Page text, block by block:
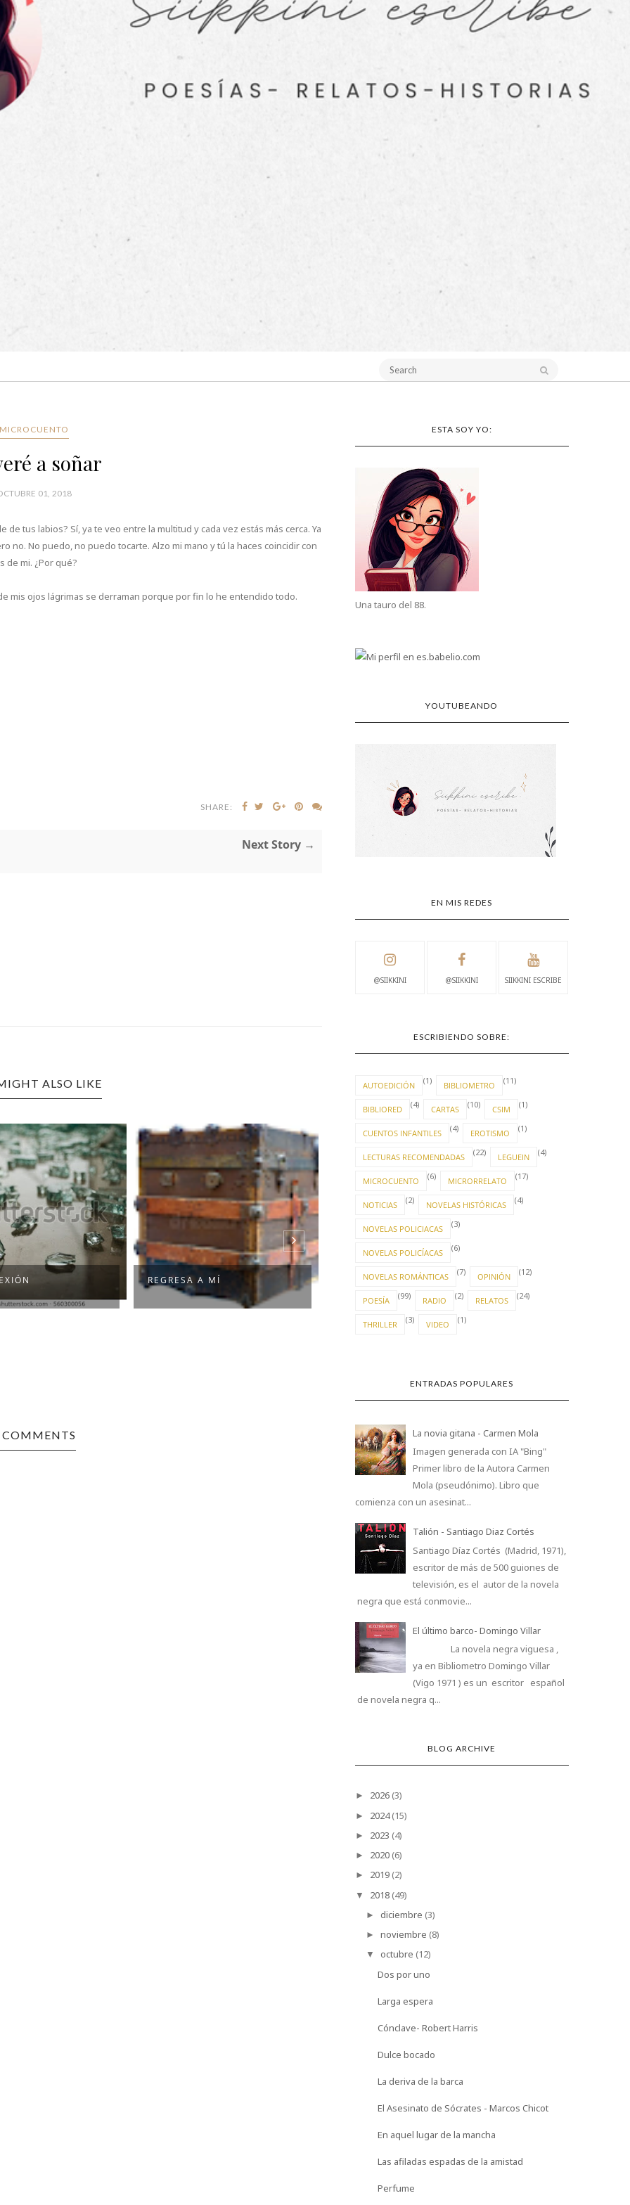
MICROCUENTO
a soñar
01, 2018
tus labios? Sí, ya te veo entre la multitud y cada vez estás más cerca. Ya
no. No puedo, no puedo tocarte. Alzo mi mano y tú la haces coincidir con
de mi. ¿Por qué?
mis ojos lágrimas se derraman porque por fin lo he entendido todo.
SHARE:
Next Story →
ALSO LIKE
REGRESA A MÍ
CAPITULO 2: ESE CALOR NO
COMMENTS
ESTA SOY YO:
Una tauro del 88.
YOUTUBEANDO
EN MIS REDES
@SIIKKINI @SIIKKINI SIIKKINI ESCRIBE
ESCRIBIENDO SOBRE:
AUTOEDICIÓN (1) BIBLIOMETRO (11)
BIBLIORED (4) CARTAS (10) CSIM (1)
CUENTOS INFANTILES (4) EROTISMO (1)
LECTURAS RECOMENDADAS (22) LEGUEIN (4)
MICROCUENTO (6) MICRORRELATO (17)
NOTICIAS (2) NOVELAS HISTÓRICAS (4)
NOVELAS POLICIACAS (3)
NOVELAS POLICÍACAS (6)
NOVELAS ROMÁNTICAS (7) OPINIÓN (12)
POESÍA (99) RADIO (2) RELATOS (24)
THRILLER (3) VIDEO (1)
ENTRADAS POPULARES
La novia gitana - Carmen Mola
Imagen generada con IA "Bing"
Primer libro de la Autora Carmen
Mola (pseudónimo). Libro que
comienza con un asesinat...
Talión - Santiago Diaz Cortés
Santiago Díaz Cortés (Madrid, 1971),
escritor de más de 500 guiones de
televisión, es el autor de la novela
negra que está conmovie...
El último barco- Domingo Villar
La novela negra viguesa ,
ya en Bibliometro Domingo Villar
(Vigo 1971 ) es un escritor español
de novela negra q...
BLOG ARCHIVE
► 2026 (3)
► 2024 (15)
► 2023 (4)
► 2020 (6)
► 2019 (2)
▼ 2018 (49)
►diciembre (3)
►noviembre (8)
▼ octubre (12)
Dos por uno
Larga espera
Cónclave- Robert Harris
Dulce bocado
La deriva de la barca
El Asesinato de Sócrates - Marcos Chicot
En aquel lugar de la mancha
Las afiladas espadas de la amistad
Perfume